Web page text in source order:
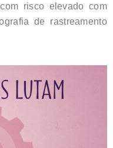
risco elevado com
de rastreamento